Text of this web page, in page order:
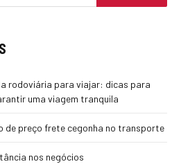
rodoviária para viajar: dicas para
uma viagem tranquila
de preço frete cegonha no transporte
nos negócios